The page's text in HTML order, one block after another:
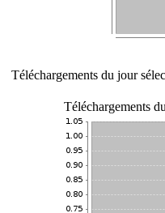
Téléchargements du jour
Téléchargements